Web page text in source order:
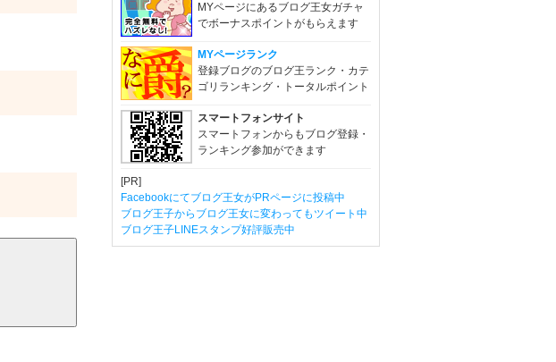
MYページにあるブログ王女ガチャ
でボーナスポイントがもらえます
MYページランク
登録ブログのブログ王ランク・カテ
ゴリランキング・トータルポイント
スマートフォンサイト
スマートフォンからもブログ登録・
ランキング参加ができます
[PR]
Facebookにてブログ王女がPRページに投稿中
ブログ王子からブログ王女に変わってもツイート中
ブログ王子LINEスタンプ好評販売中